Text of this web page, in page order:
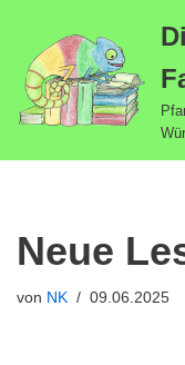
Zum
Inhalt
springen
Neue
von NK 09.06.2025